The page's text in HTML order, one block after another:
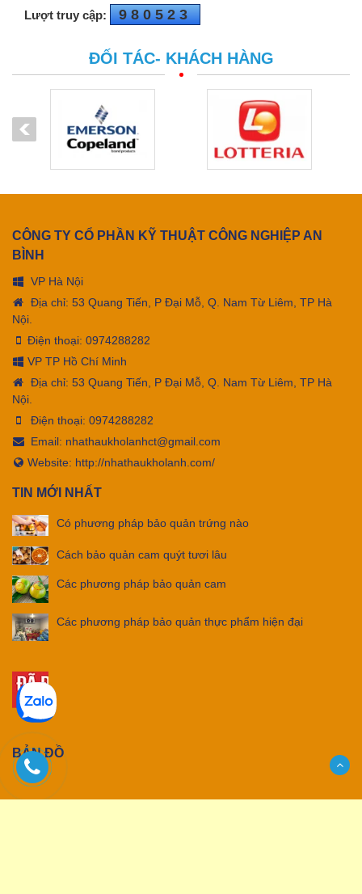
Lượt truy cập: 980523
ĐỐI TÁC- KHÁCH HÀNG
CÔNG TY CỔ PHẦN KỸ THUẬT CÔNG NGHIỆP AN
BÌNH
VP Hà Nội
Địa chỉ: 53 Quang Tiến, P Đại Mỗ, Q. Nam Từ Liêm, TP Hà
Nội.
Điện thoại: 0974288282
VP TP Hồ Chí Minh
Địa chỉ: 53 Quang Tiến, P Đại Mỗ, Q. Nam Từ Liêm, TP Hà
Nội.
Điện thoại: 0974288282
Email: nhathaukholanhct@gmail.com
Website: http://nhathaukholanh.com/
TIN MỚI NHẤT
Có phương pháp bảo quản trứng nào
Cách bảo quản cam quýt tươi lâu
Các phương pháp bảo quản cam
Các phương pháp bảo quản thực phẩm hiện đại
BẢN ĐỒ